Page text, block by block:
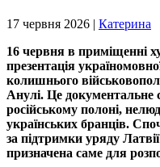
17 червня 2026 | Катерина
16 червня в приміщенні
презентація
колишнього
Анулі. Це документальне
російському полоні,
українських бранців.
за підтримки уряду
призначена саме для